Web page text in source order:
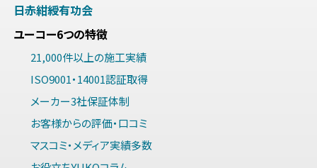
日赤紺綬有功会
ユーコー6つの特徴
21,000件以上の施工実績
ISO9001・14001認証取得
メーカー3社保証体制
お客様からの評価・口コミ
マスコミ・メディア実績多数